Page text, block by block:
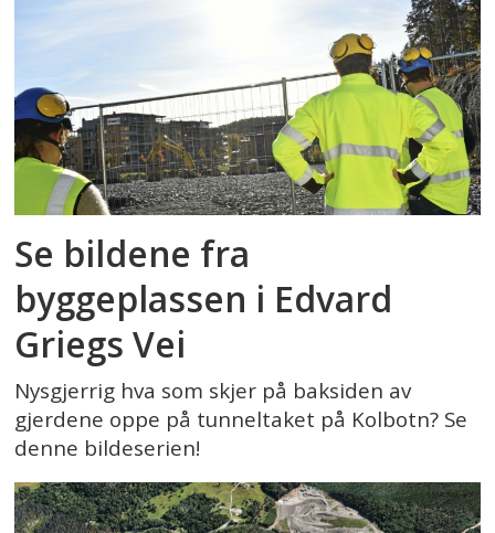
Se bildene fra
byggeplassen i Edvard
Griegs Vei
Nysgjerrig hva som skjer på baksiden av
gjerdene oppe på tunneltaket på Kolbotn? Se
denne bildeserien!